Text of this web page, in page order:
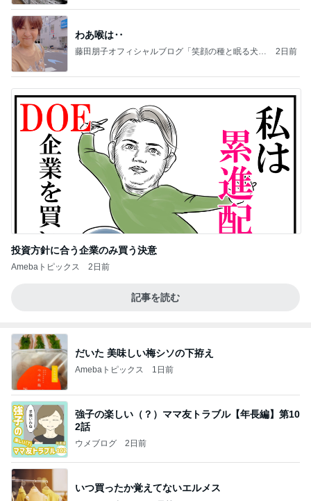
わあ喉は‥
藤田朋子オフィシャルブログ「笑顔の種と眠る犬」
2日前
投資方針に合う企業のみ買う決意
Amebaトピックス 2日前
記事を読む
だいた 美味しい梅シソの下拵え
Amebaトピックス 1日前
強子の楽しい（？）ママ友トラブル【年長編】第10
2話
ウメブログ 2日前
いつ買ったか覚えてないエルメス